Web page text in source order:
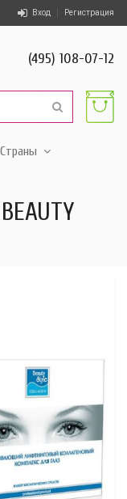
Вход Регистрация
(495) 108-07-12
Страны